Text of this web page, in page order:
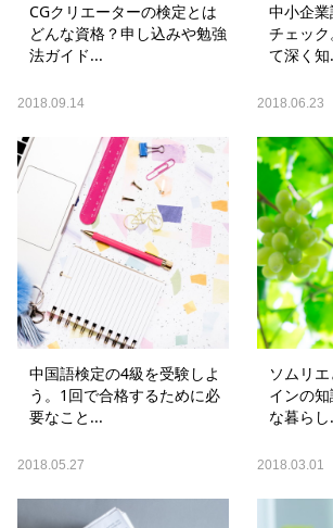
CGクリエーターの検定とは
どんな資格？申し込みや勉強
法ガイド...
2018.09.14
中小企
チェッ
て深く知
2018.06.23
中国語検定の4級を受験しよ
う。1回で合格するために必
要なこと...
2018.05.27
ソムリ
インの
な暮らし
2018.03.01